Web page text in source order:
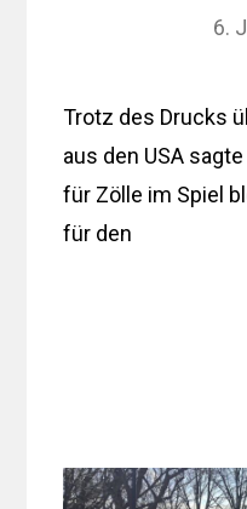
6.
Trotz des Drucks
aus den USA
für Zölle im Spiel
für den